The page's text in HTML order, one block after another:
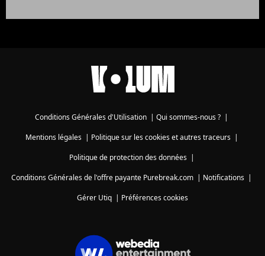
Conditions Générales d'Utilisation | Qui sommes-nous ? |
Mentions légales| Politique sur les cookies et autres traceurs|
Politique de protection des données|
Conditions Générales de l'offre payante Purebreak.com | Notifications |
Gérer Utiq | Préférences cookies